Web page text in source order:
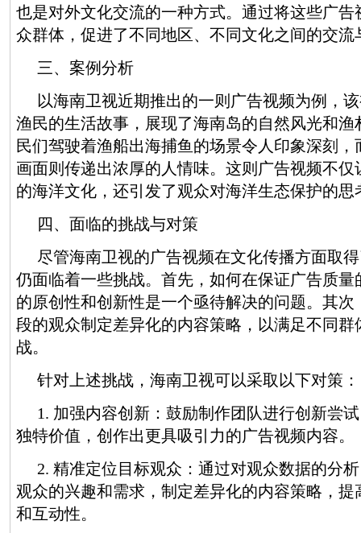
也是对外文化交流的一种方式。通过将这些广告
众群体，促进了不同地区、不同文化之间的交流
三、案例分析
以海南卫视近期推出的一则广告视频为例，
渔民的生活故事，展现了海南岛的自然风光和渔
民们驾驶着渔船出海捕鱼的场景令人印象深刻
画面则传递出浓厚的人情味。这则广告视频不
的海洋文化，还引发了观众对海洋生态保护的思
四、面临的挑战与对策
尽管海南卫视的广告视频在文化传播方面取
仍面临着一些挑战。首先，如何在保证广告质量
的原创性和创新性是一个亟待解决的问题。其
段的观众制定差异化的内容策略，以满足不同群
战。
针对上述挑战，海南卫视可以采取以下对策：
1. 加强内容创新：鼓励制作团队进行创新尝
独特价值，创作出更具吸引力的广告视频内容。
2. 精准定位目标观众：通过对观众数据的分
观众的兴趣和需求，制定差异化的内容策略，
和互动性。